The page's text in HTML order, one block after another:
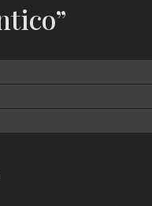
ESPANHA